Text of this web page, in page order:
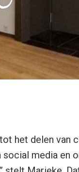
het delen van
media en